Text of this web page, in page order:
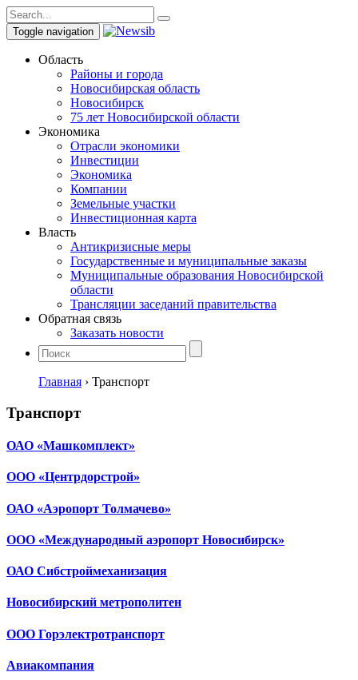
Toggle navigation
Область
Районы и города
Новосибирская область
Новосибирск
75 лет Новосибирской области
Экономика
Отрасли экономики
Инвестиции
Экономика
Компании
Земельные участки
Инвестиционная карта
Власть
Антикризисные меры
Государственные и муниципальные заказы
Муниципальные образования Новосибирской
области
Трансляции заседаний правительства
Обратная связь
Заказать новости
Главная › Транспорт
Транспорт
ОАО «Машкомплект»
ООО «Центрдорстрой»
ОАО «Аэропорт Толмачево»
ООО «Международный аэропорт Новосибирск»
ОАО Сибстроймеханизация
Новосибирский метрополитен
ООО Горэлектротранспорт
Авиакомпания